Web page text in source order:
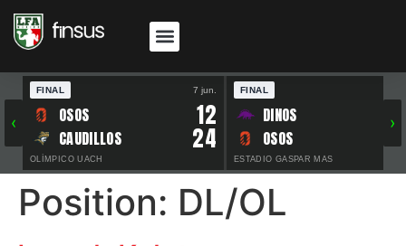
‹
FINAL 7 jun.
OSOS 12
CAUDILLOS 24
OLÍMPICO UACH
FINAL
DINOS
OSOS
ESTADIO GASPAR MAS
›
Position: DL/OL